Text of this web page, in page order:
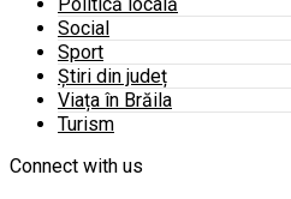
Social
Sport
Știri din județ
Viața în Brăila
Turism
Connect with us